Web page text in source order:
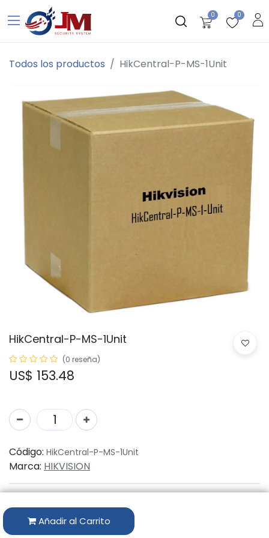
0 0
Todos los productos HikCentral-P-MS-1Unit
HikCentral-P-MS-1Unit
(0 reseña)
US$ 153.48
Añadir al Carrito
Código: HikCentral-P-MS-1Unit
Marca: HIKVISION
Compartir: